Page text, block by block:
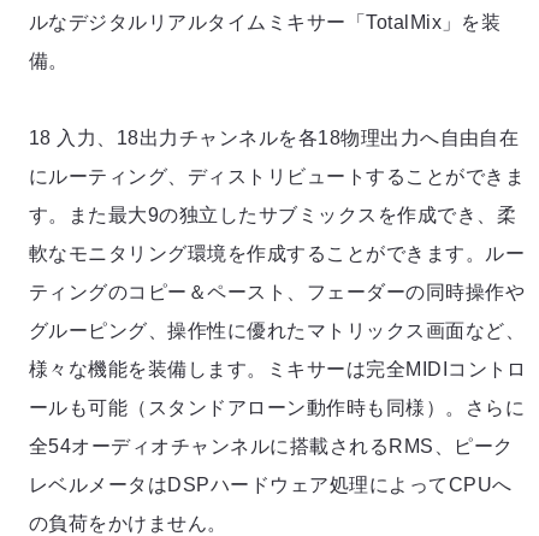
ルなデジタルリアルタイムミキサー「TotalMix」を装
備。
18 入力、18出力チャンネルを各18物理出力へ自由自在
にルーティング、ディストリビュートすることができま
す。また最大9の独立したサブミックスを作成でき、柔
軟なモニタリング環境を作成することができます。ルー
ティングのコピー＆ペースト、フェーダーの同時操作や
グルーピング、操作性に優れたマトリックス画面など、
様々な機能を装備します。ミキサーは完全MIDIコントロ
ールも可能（スタンドアローン動作時も同様）。さらに
全54オーディオチャンネルに搭載されるRMS、ピーク
レベルメータはDSPハードウェア処理によってCPUへ
の負荷をかけません。